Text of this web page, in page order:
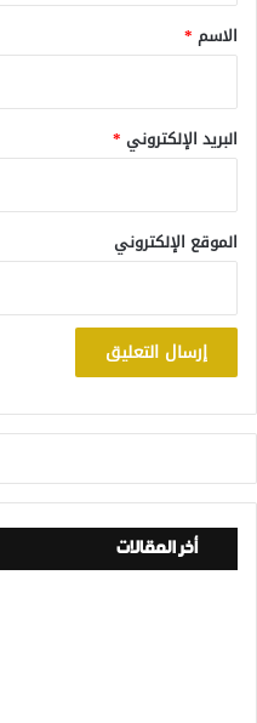
*
الاسم *
البريد الإلكتروني *
الموقع الإلكتروني
أخر المقالات